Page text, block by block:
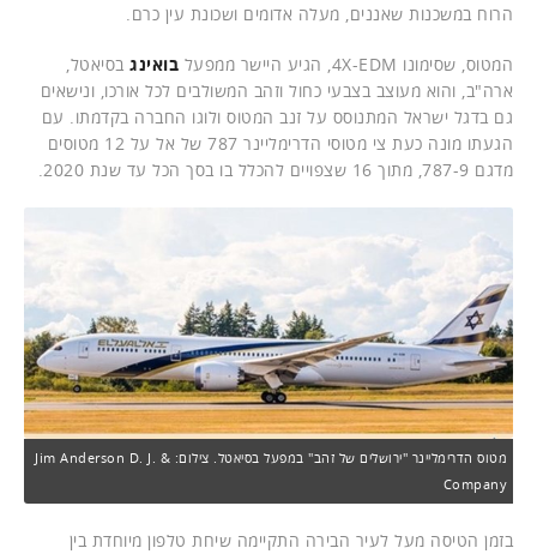
הרוח במשכנות שאננים, מעלה אדומים ושכונת עין כרם.
המטוס, שסימונו 4X-EDM, הגיע היישר ממפעל בואינג בסיאטל,
ארה"ב, והוא מעוצב בצבעי כחול וזהב המשולבים לכל אורכו, ונישאים
גם בדגל ישראל המתנוסס על זנב המטוס ולוגו החברה בקדמתו. עם
הגעתו מונה כעת צי מטוסי הדרימליינר 787 של אל על 12 מטוסים
מדגם 787-9, מתוך 16 שצפויים להכלל בו בסך הכל עד שנת 2020.
מטוס הדרימליינר "ירושלים של זהב" במפעל בסיאטל. צילום: Jim Anderson D. J. &
Company
בזמן הטיסה מעל לעיר הבירה התקיימה שיחת טלפון מיוחדת בין